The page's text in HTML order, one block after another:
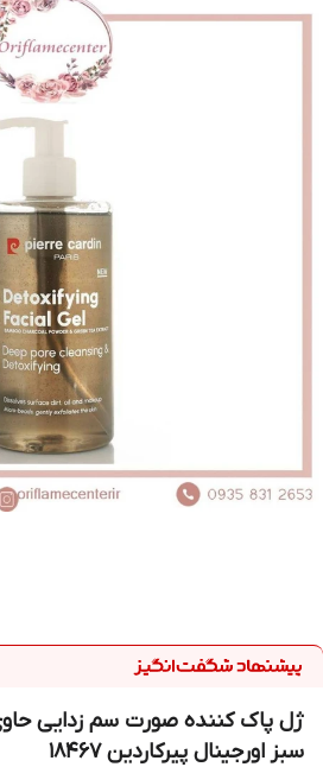
ژل پاک کننده صورت سم زدایی
سبز اورجینال پیرکاردین 18467